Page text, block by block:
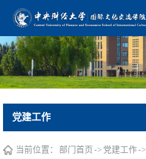
党建工作
当前位置： 部门首页 -> 党建工作->